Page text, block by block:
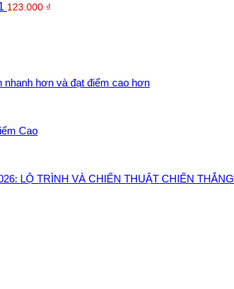
123.000 ₫
nhanh hơn và đạt điểm cao hơn
Cao
LỘ TRÌNH VÀ CHIẾN THUẬT CHIẾN THẮNG